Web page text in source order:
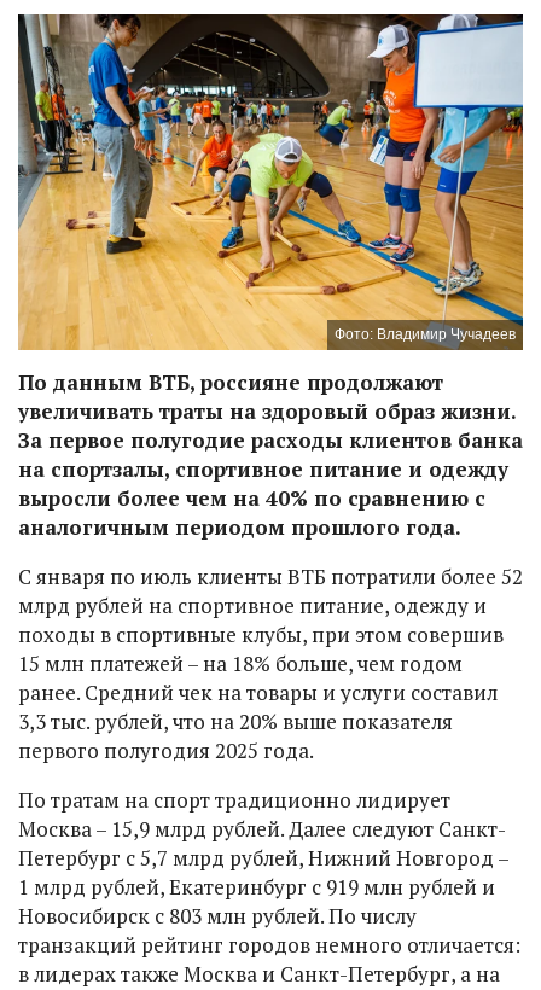
Фото: Владимир Чучадеев
По данным ВТБ, россияне продолжают
увеличивать траты на здоровый образ жизни.
За первое полугодие расходы клиентов банка
на спортзалы, спортивное питание и одежду
выросли более чем на 40% по сравнению с
аналогичным периодом прошлого года.
С января по июль клиенты ВТБ потратили более 52
млрд рублей на спортивное питание, одежду и
походы в спортивные клубы, при этом совершив
15 млн платежей – на 18% больше, чем годом
ранее. Средний чек на товары и услуги составил
3,3 тыс. рублей, что на 20% выше показателя
первого полугодия 2025 года.
По тратам на спорт традиционно лидирует
Москва – 15,9 млрд рублей. Далее следуют Санкт-
Петербург с 5,7 млрд рублей, Нижний Новгород –
1 млрд рублей, Екатеринбург с 919 млн рублей и
Новосибирск с 803 млн рублей. По числу
транзакций рейтинг городов немного отличается:
в лидерах также Москва и Санкт-Петербург, а на